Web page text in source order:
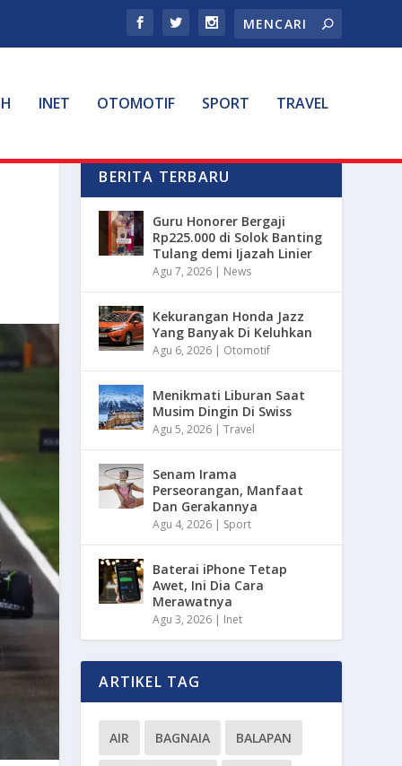
INET OTOMOTIF SPORT TRAVEL
BERITA TERBARU
Guru Honorer Bergaji
Rp225.000 di Solok Banting
Tulang demi Ijazah Linier
Agu 7, 2026 | News
Kekurangan Honda Jazz
Yang Banyak Di Keluhkan
Agu 6, 2026 | Otomotif
Menikmati Liburan Saat
Musim Dingin Di Swiss
Agu 5, 2026 |Travel
Senam Irama
Perseorangan, Manfaat
Dan Gerakannya
Agu 4, 2026 | Sport
Baterai iPhone Tetap
Awet, Ini Dia Cara
Merawatnya
Agu 3, 2026 | Inet
ARTIKEL TAG
AIR BAGNAIA BALAPAN